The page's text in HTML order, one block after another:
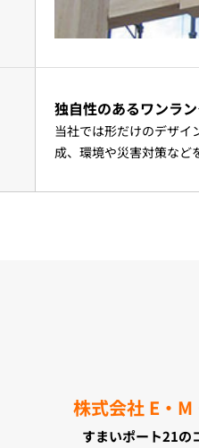
独自性のあるワンラ
当社では形だけのデザイ
成、環境や災害対策など
株式会社 E・
すまいポート21の